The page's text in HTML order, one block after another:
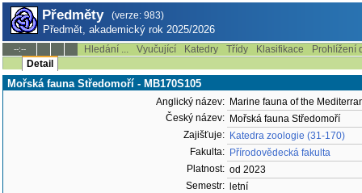
Předměty (verze: 983)
Předmět, akademický rok 2025/2026
--:-- Hledání ... Vyučující Katedry Třídy Klasifikace
Prohlížení
Detail
Mořská fauna Středomoří - MB170S105
Anglický název: Marine fauna of the
Český název: Mořská fauna Středomoří
Zajišťuje: Katedra zoologie (31-170)
Fakulta: Přírodovědecká fakulta
Platnost: od 2023
Semestr:
letní